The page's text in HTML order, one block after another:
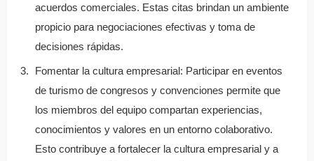
acuerdos comerciales. Estas citas brindan un ambiente
propicio para negociaciones efectivas y toma de
decisiones rápidas.
Fomentar la cultura empresarial: Participar en eventos
de turismo de congresos y convenciones permite que
los miembros del equipo compartan experiencias,
conocimientos y valores en un entorno colaborativo.
Esto contribuye a fortalecer la cultura empresarial y a